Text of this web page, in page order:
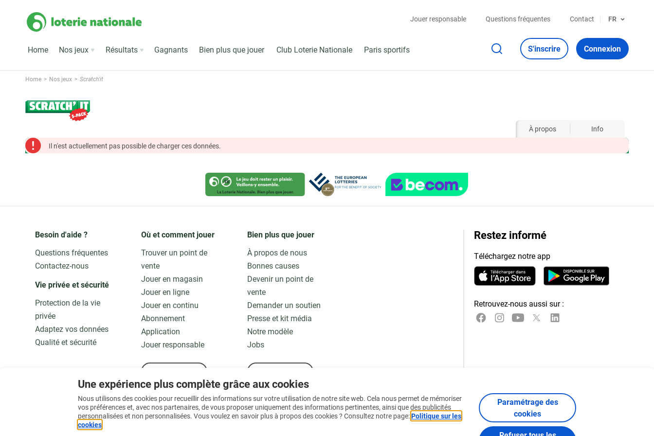
Jouer responsable Questions fréquentes Contact FR
Home Nos jeux Résultats Gagnants Bien plus que jouer Club Loterie Nationale Paris sportifs S'inscrire Connexion
Home Nos jeux Scratch'it
À propos
Info
Il n'est actuellement pas possible de charger ces données.
Une expérience plus complète grâce aux cookies
Nous utilisons des cookies pour recueillir des informations sur votre utilisation de notre site web. Cela nous permet de mémoriser
vos préférences et, avec nos partenaires, de vous proposer uniquement des informations pertinentes, ainsi que des publicités
personnalisées et non personnalisées. Vous voulez en savoir plus à propos des cookies ? Consultez notre page:Politique sur les
cookies
Paramétrage des
cookies
Besoin d'aide ?
Questions fréquentes
Contactez-nous
Vie privée et sécurité
Protection de la vie
privée
Adaptez vos données
Qualité et sécurité
Où et comment jouer
Trouver un point de
vente
Jouer en magasin
Jouer en ligne
Jouer en continu
Abonnement
Application
Jouer responsable
Bien plus que jouer
À propos de nous
Bonnes causes
Devenir un point de
vente
Demander un soutien
Presse et kit média
Notre modèle
Jobs
Restez informé
Téléchargez notre app
Retrouvez-nous aussi sur :
Politique sur les cookies Certificats et Codes de Conduite